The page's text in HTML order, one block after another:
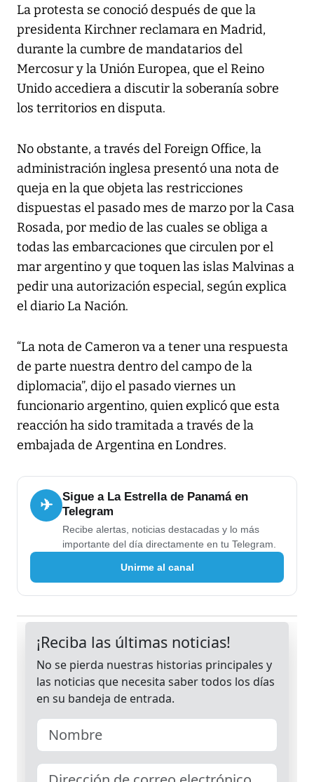
La protesta se conoció después de que la
presidenta Kirchner reclamara en Madrid,
durante la cumbre de mandatarios del
Mercosur y la Unión Europea, que el Reino
Unido accediera a discutir la soberanía sobre
los territorios en disputa.
No obstante, a través del Foreign Office, la
administración inglesa presentó una nota de
queja en la que objeta las restricciones
dispuestas el pasado mes de marzo por la Casa
Rosada, por medio de las cuales se obliga a
todas las embarcaciones que circulen por el
mar argentino y que toquen las islas Malvinas a
pedir una autorización especial, según explica
el diario La Nación.
“La nota de Cameron va a tener una respuesta
de parte nuestra dentro del campo de la
diplomacia”, dijo el pasado viernes un
funcionario argentino, quien explicó que esta
reacción ha sido tramitada a través de la
embajada de Argentina en Londres.
✈
Sigue a La Estrella de Panamá en
Telegram
Recibe alertas, noticias destacadas y lo más
importante del día directamente en tu Telegram.
Unirme al canal